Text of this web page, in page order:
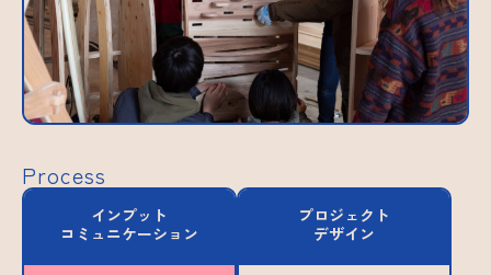
Process
インプット
コミュニケーション
プロジェクト
デザイン